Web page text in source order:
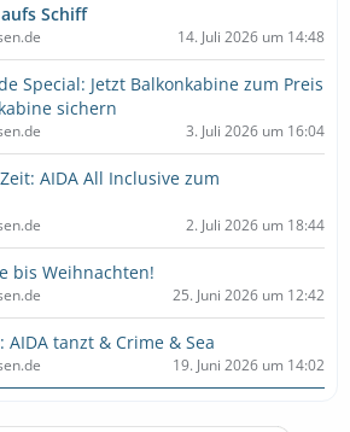
Schiff
14. Juli 2026 um 14:48
Special: Jetzt Balkonkabine zum Preis
sichern
3. Juli 2026 um 16:04
AIDA All Inclusive zum
2. Juli 2026 um 18:44
bis Weihnachten!
25. Juni 2026 um 12:42
AIDA tanzt & Crime & Sea
19. Juni 2026 um 14:02